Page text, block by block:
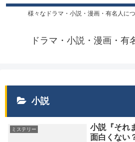
様々なドラマ・小説・漫画・有名人に
ドラマ・小説・漫画・有
小説
ミステリー
小説『それ
面白くない